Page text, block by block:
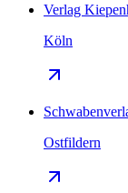
Verlag
Köln
Ostfildern